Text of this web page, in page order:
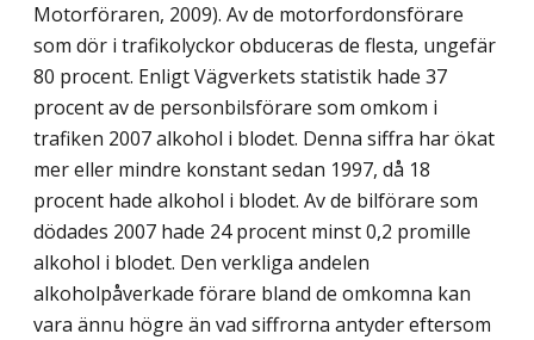
Motorföraren, 2009). Av de motorfordonsförare
som dör i trafikolyckor obduceras de flesta, ungefär
80 procent. Enligt Vägverkets statistik hade 37
procent av de personbilsförare som omkom i
trafiken 2007 alkohol i blodet. Denna siffra har ökat
mer eller mindre konstant sedan 1997, då 18
procent hade alkohol i blodet. Av de bilförare som
dödades 2007 hade 24 procent minst 0,2 promille
alkohol i blodet. Den verkliga andelen
alkoholpåverkade förare bland de omkomna kan
vara ännu högre än vad siffrorna antyder eftersom